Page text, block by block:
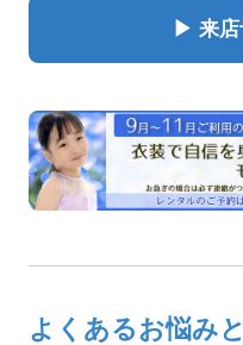
▶ 来店
よくあるお悩み